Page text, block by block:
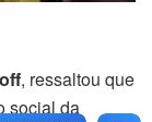
, ressaltou que
social da